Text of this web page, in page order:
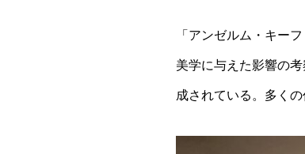
「アンゼルム・キー
美学に与えた影響の
成されている。多く